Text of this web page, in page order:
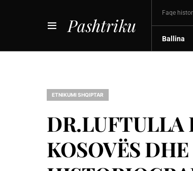
Pashtriku
Faqe
Ballina
ETNIKUMI SHQIPTAR
DR.LUFTULLA
KOSOVËS